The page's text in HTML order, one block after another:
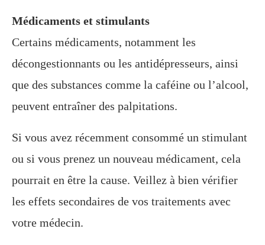
Médicaments et stimulants
Certains médicaments, notamment les
décongestionnants ou les antidépresseurs, ainsi
que des substances comme la caféine ou l’alcool,
peuvent entraîner des palpitations.
Si vous avez récemment consommé un stimulant
ou si vous prenez un nouveau médicament, cela
pourrait en être la cause. Veillez à bien vérifier
les effets secondaires de vos traitements avec
votre médecin.